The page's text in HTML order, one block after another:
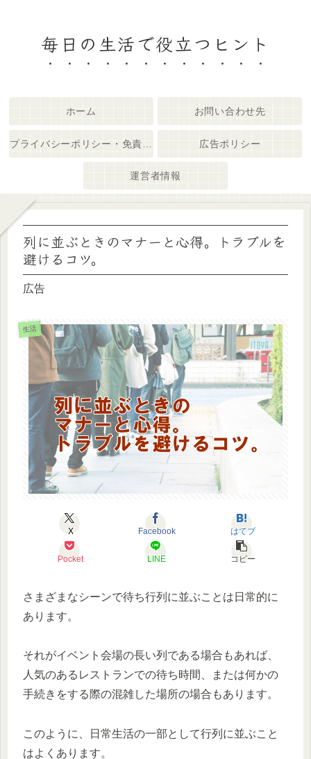
毎日の生活で役立つヒント
ホーム お問い合わせ先
広告ポリシー
運営者情報
列に並ぶときのマナーと心得。トラブルを
避けるコツ。
広告
生活
X Facebook はてブ
Pocket LINE コピー
さまざまなシーンで待ち行列に並ぶことは日常的に
あります。
それがイベント会場の長い列である場合もあれば、
人気のあるレストランでの待ち時間、または何かの
手続きをする際の混雑した場所の場合もあります。
このように、日常生活の一部として行列に並ぶこと
はよくあります。